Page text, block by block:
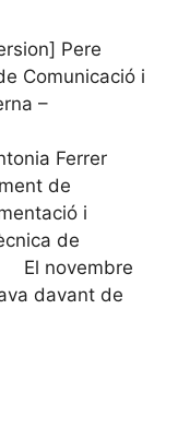
Pere
Comunicació i
–
Ferrer
de
i
de
El novembre
davant de